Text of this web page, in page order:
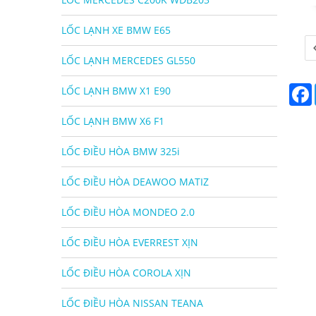
LỐC LẠNH XE BMW E65
LỐC LẠNH MERCEDES GL550
LỐC LẠNH BMW X1 E90
LỐC LẠNH BMW X6 F1
LỐC ĐIỀU HÒA BMW 325i
LỐC ĐIỀU HÒA DEAWOO MATIZ
LỐC ĐIỀU HÒA MONDEO 2.0
LỐC ĐIỀU HÒA EVERREST XỊN
LỐC ĐIỀU HÒA COROLA XỊN
LỐC ĐIỀU HÒA NISSAN TEANA
F